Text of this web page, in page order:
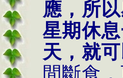
應，所
星期休
天，就
間斷食